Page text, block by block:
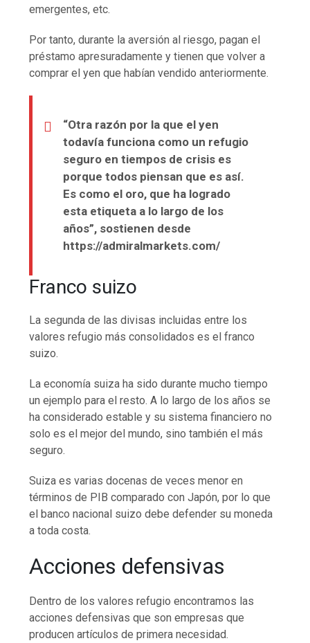
emergentes, etc.
Por tanto, durante la aversión al riesgo, pagan el
préstamo apresuradamente y tienen que volver a
comprar el yen que habían vendido anteriormente.
“Otra razón por la que el yen
todavía funciona como un refugio
seguro en tiempos de crisis es
porque todos piensan que es así.
Es como el oro, que ha logrado
esta etiqueta a lo largo de los
años”, sostienen desde
https://admiralmarkets.com/
Franco suizo
La segunda de las divisas incluidas entre los
valores refugio más consolidados es el franco
suizo.
La economía suiza ha sido durante mucho tiempo
un ejemplo para el resto. A lo largo de los años se
ha considerado estable y su sistema financiero no
solo es el mejor del mundo, sino también el más
seguro.
Suiza es varias docenas de veces menor en
términos de PIB comparado con Japón, por lo que
el banco nacional suizo debe defender su moneda
a toda costa.
Acciones defensivas
Dentro de los valores refugio encontramos las
acciones defensivas que son empresas que
producen artículos de primera necesidad.